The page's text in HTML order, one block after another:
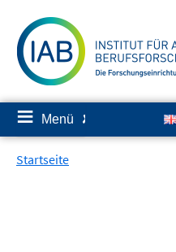
zum
Inhalt
≡ Menü ✘
Startseite